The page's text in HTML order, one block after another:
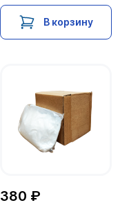
В корзину
380 ₽